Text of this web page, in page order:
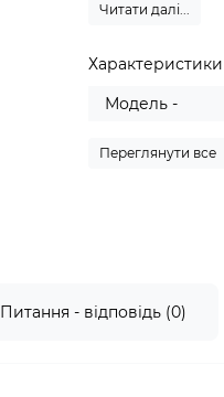
Читати далі...
Характеристики
Модель -
Переглянути все
Питання - відповідь (0)